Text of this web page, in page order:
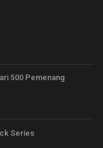
500 Pemenang
Series